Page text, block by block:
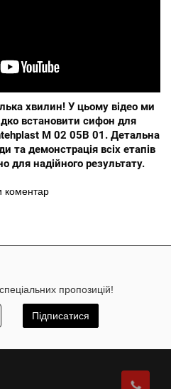
хвилин! У цьому відео ми
встановити сифон для
M 02 05B 01. Детальна
та демонстрація всіх етапів
для надійного результату.
коментар
пропозицій!
Підписатися